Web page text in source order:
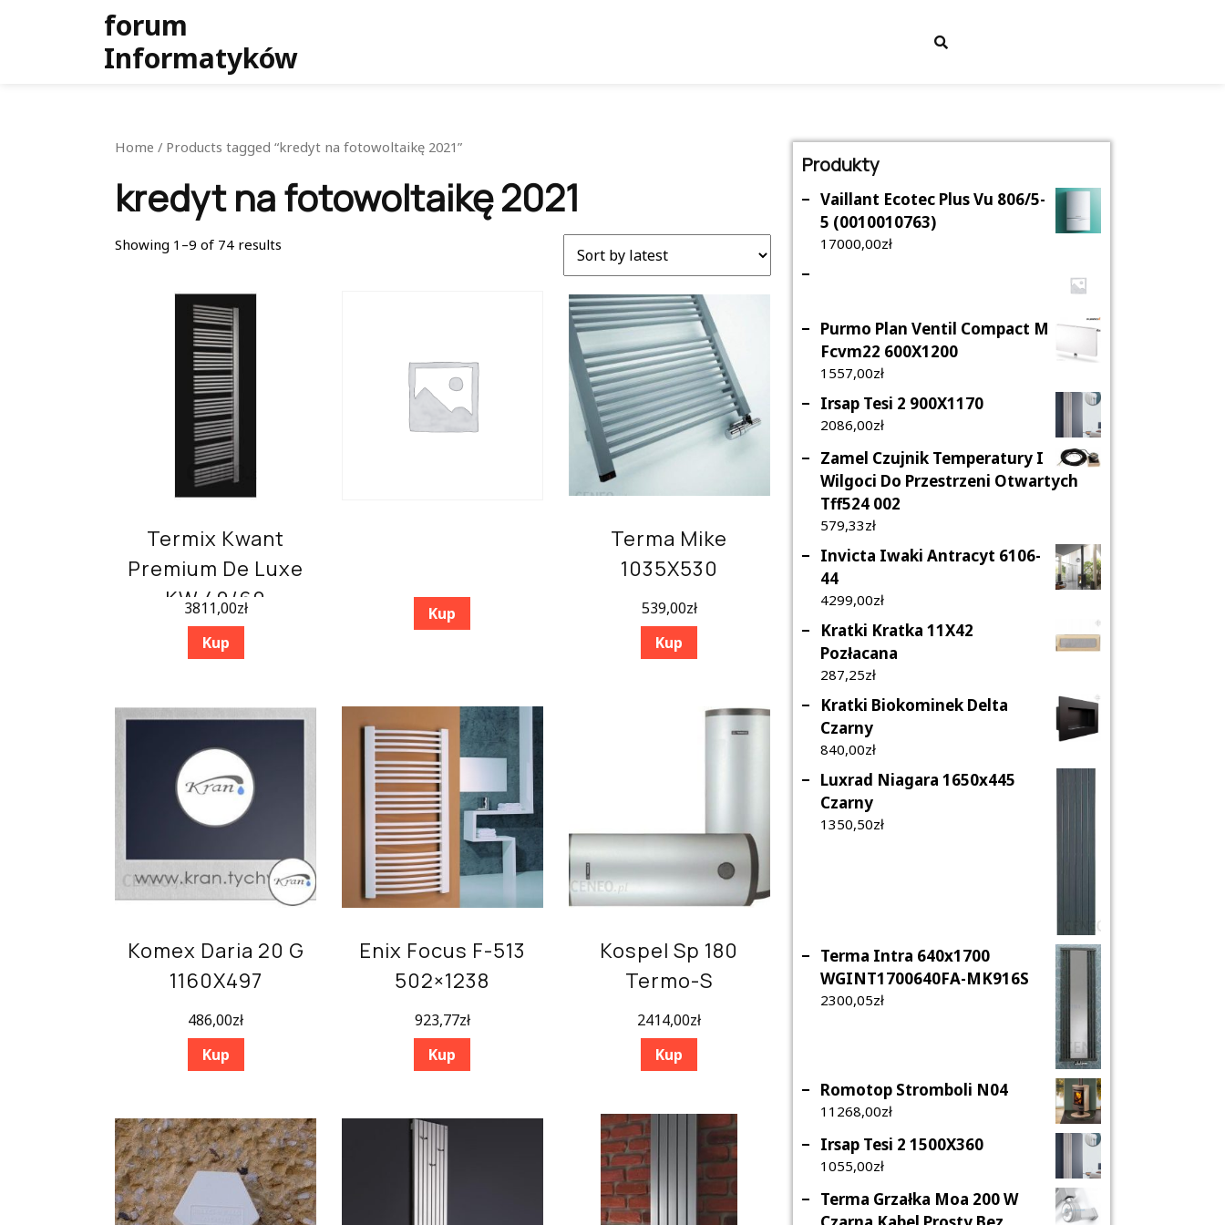
forum
Informatyków
Home / Products tagged “kredyt na fotowoltaikę 2021”
kredyt na fotowoltaikę 2021
Showing 1–9 of 74 results
Termix Kwant
Premium De Luxe
KW 40/60
1600×600
3811,00zł
Kup
Kup
Terma Mike
1035X530
539,00zł
Kup
Komex Daria 20 G
1160X497
486,00zł
Kup
Enix Focus F-513
502×1238
923,77zł
Kup
Kospel Sp 180
Termo-S
2414,00zł
Kup
Produkty
Vaillant Ecotec Plus Vu 806/5-
5 (0010010763)
17000,00Zł
Purmo Plan Ventil Compact M
Fcvm22 600X1200
1557,00Zł
Irsap Tesi 2 900X1170
2086,00Zł
Zamel Czujnik Temperatury I
Wilgoci Do Przestrzeni Otwartych
Tff524 002
579,33Zł
Invicta Iwaki Antracyt 6106-
44
4299,00Zł
Kratki Kratka 11X42
Pozłacana
287,25Zł
Kratki Biokominek Delta
Czarny
840,00Zł
Luxrad Niagara 1650x445
Czarny
1350,50Zł
Terma Intra 640x1700
WGINT1700640FA-MK916S
2300,05Zł
Romotop Stromboli N04
11268,00Zł
Irsap Tesi 2 1500X360
1055,00Zł
Terma Grzałka Moa 200 W